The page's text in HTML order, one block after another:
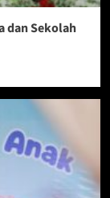
dan Sekolah